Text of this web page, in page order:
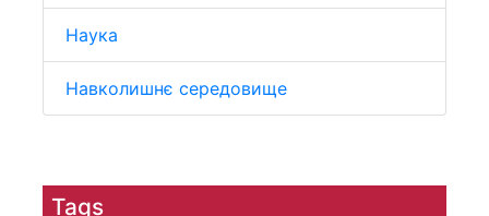
Наука
Навколишнє середовище
Tags